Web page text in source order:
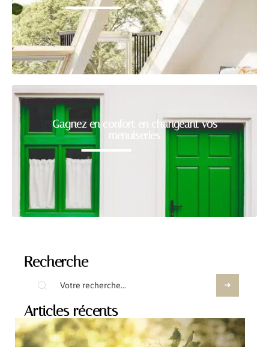
Gagnez en confort en changeant vos
menuiseries
Recherche
Articles récents